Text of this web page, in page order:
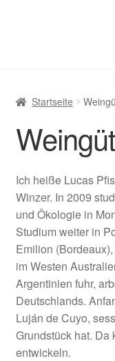
Startseite
Ich heiße Lucas
Winzer. In 2009
und Ökologie in
Studium weiter in
Emilion
im Westen
Argentinien fuhr,
Deutschlands.
Luján de Cuyo,
Grundstück hat. Da
entwickeln.